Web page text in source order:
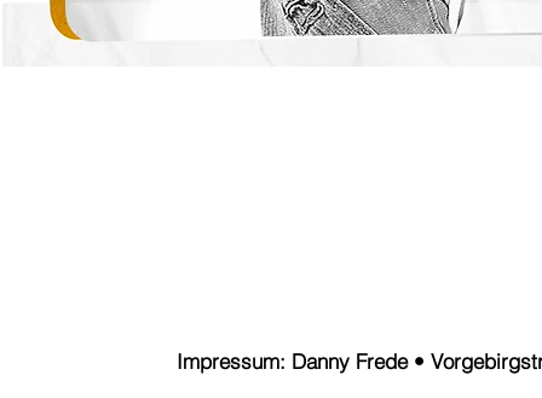
Impressum: Danny Frede •